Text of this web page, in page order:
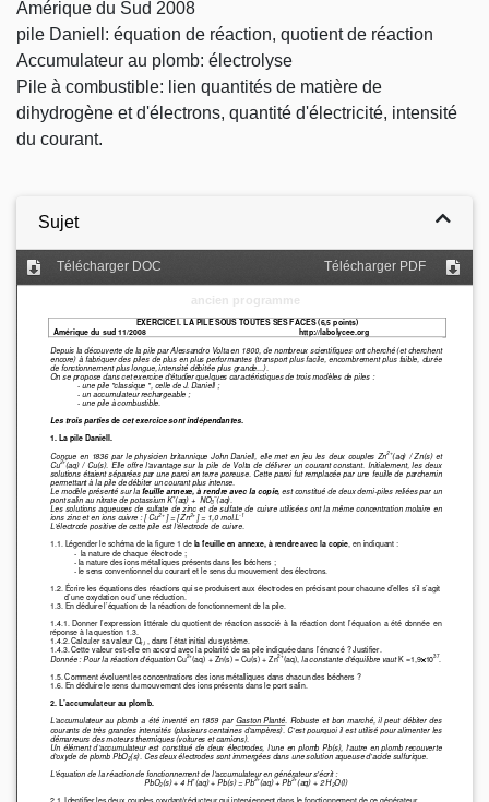
Amérique du Sud 2008
pile Daniell: équation de réaction, quotient de réaction
Accumulateur au plomb: électrolyse
Pile à combustible: lien quantités de matière de
dihydrogène et d'électrons, quantité d'électricité, intensité
du courant.
Sujet